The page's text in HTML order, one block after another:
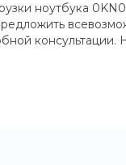
ноутбука